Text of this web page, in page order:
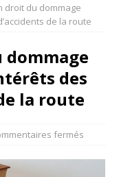
droit du dommage
de la route
dommage
des
la route
fermés